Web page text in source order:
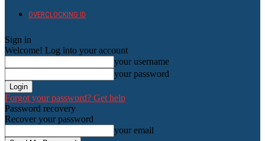
OVERCLOCKING ID
Sign in
Welcome! Log into your account
your username
your password
Forgot your password? Get help
Password recovery
Recover your password
your email